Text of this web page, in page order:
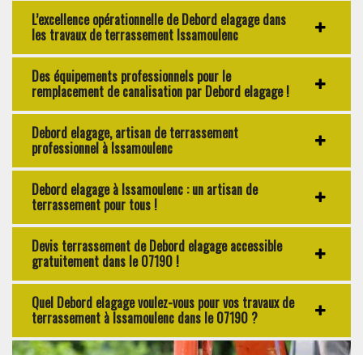
L’excellence opérationnelle de Debord elagage dans
les travaux de terrassement Issamoulenc
Des équipements professionnels pour le
remplacement de canalisation par Debord elagage !
Debord elagage, artisan de terrassement
professionnel à Issamoulenc
Debord elagage à Issamoulenc : un artisan de
terrassement pour tous !
Devis terrassement de Debord elagage accessible
gratuitement dans le 07190 !
Quel Debord elagage voulez-vous pour vos travaux de
terrassement à Issamoulenc dans le 07190 ?